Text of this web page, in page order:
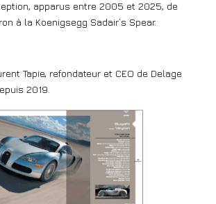
apparus entre 2005 et 2025, de
à la Koenigsegg Sadair’s Spear.
Tapie, refondateur et CEO de Delage
2019.